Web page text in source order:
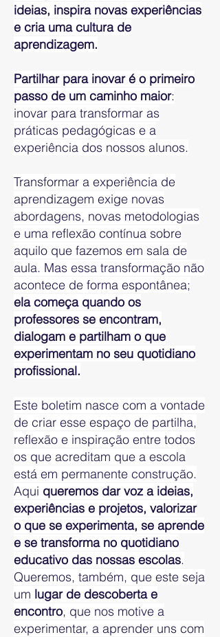
ideias, inspira novas experiências
e cria uma cultura de
aprendizagem.
Partilhar para inovar é o primeiro
passo de um caminho maior:
inovar para transformar as
práticas pedagógicas e a
experiência dos nossos alunos.
Transformar a experiência de
aprendizagem exige novas
abordagens, novas metodologias
e uma reflexão contínua sobre
aquilo que fazemos em sala de
aula. Mas essa transformação não
acontece de forma espontânea;
ela começa quando os
professores se encontram,
dialogam e partilham o que
experimentam no seu quotidiano
profissional.
Este boletim nasce com a vontade
de criar esse espaço de partilha,
reflexão e inspiração entre todos
os que acreditam que a escola
está em permanente construção.
Aqui queremos dar voz a ideias,
experiências e projetos, valorizar
o que se experimenta, se aprende
e se transforma no quotidiano
educativo das nossas escolas.
Queremos, também, que este seja
um lugar de descoberta e
encontro, que nos motive a
experimentar, a aprender uns com